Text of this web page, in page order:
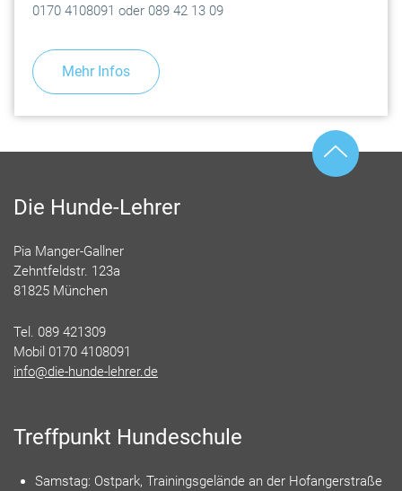
0170 4108091 oder 089 42 13 09
Mehr Infos
Die Hunde-Lehrer
Pia Manger-Gallner
Zehntfeldstr. 123a
81825 München
Tel. 089 421309
Mobil 0170 4108091
info@die-hunde-lehrer.de
Treffpunkt Hundeschule
Samstag: Ostpark, Trainingsgelände an der Hofangerstraße